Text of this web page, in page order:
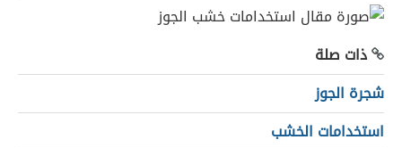
ذات صلة
شجرة الجوز
استخدامات الخشب